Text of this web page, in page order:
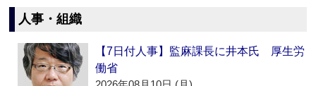
人事・組織
【7日付人事】監麻課長に井本氏 厚生労
働省